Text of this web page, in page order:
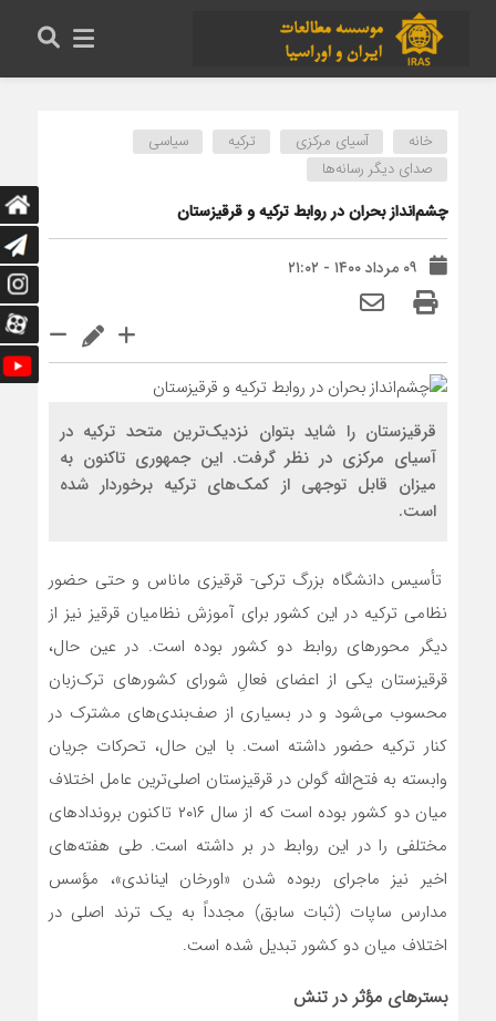
خانه آسیای مرکزی ترکیه
سیاسی
صدای دیگر رسانه‌ها
چشم‌انداز بحران در روابط ترکیه و قرقیزستان
۰۹ مرداد ۱۴۰۰ - ۲۱:۰۲
قرقیزستان را شاید بتوان نزدیک‌ترین متحد ترکیه در
آسیای مرکزی در نظر گرفت. این جمهوری تاکنون به
میزان قابل توجهی از کمک‌های ترکیه برخوردار شده
است.
تأسیس دانشگاه بزرگ ترکی- قرقیزی ماناس و حتی حضور
نظامی ترکیه در این کشور برای آموزش نظامیان قرقیز نیز از
دیگر محورهای روابط دو کشور بوده است. در عین حال،
قرقیزستان یکی از اعضای فعالِ شورای کشورهای ترک‌زبان
محسوب می‌شود و در بسیاری از صف‌بندی‌های مشترک در
کنار ترکیه حضور داشته است. با این حال، تحرکات جریان
وابسته به فتح‌الله گولن در قرقیزستان اصلی‌ترین عامل اختلاف
میان دو کشور بوده است که از سال ۲۰۱۶ تاکنون بروندادهای
مختلفی را در این روابط در بر داشته است. طی هفته‌های
اخیر نیز ماجرای ربوده شدن «اورخان ایناندی»، مؤسس
مدارس ساپات (ثبات سابق) مجدداً به یک ترند اصلی در
اختلاف میان دو کشور تبدیل شده است.
بسترهای مؤثر در تنش